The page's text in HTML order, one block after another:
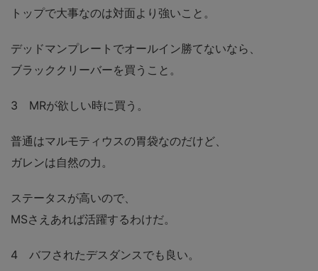
トップで大事なのは対面より強いこと。
デッドマンプレートでオールイン勝てないなら、
ブラッククリーバーを買うこと。
3 MRが欲しい時に買う。
普通はマルモティウスの胃袋なのだけど、
ガレンは自然の力。
ステータスが高いので、
MSさえあれば活躍するわけだ。
4 バフされたデスダンスでも良い。